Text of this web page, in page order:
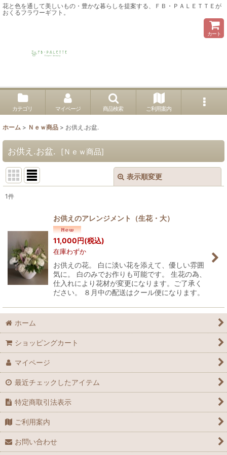
花と色を通して美しいもの・豊かな暮らしを提案する、ＦＢ・ＰＡＬＥＴＴＥが
おくるフラワーギフト。
カート
カテゴリ マイページ 商品検索 ご利用案内
ホーム > Ｎｅｗ商品 > お供え.お盆.
お供え.お盆. [Ｎｅｗ商品]
表示順変更
並び順:
絞り込む
1件
お供えのアレンジメント（生花・大）
11,000円(税込)
在庫わずか
お供えの花。 白に淡い花を添えて、優しい雰囲
気に。 白のみでお作りも可能です。 生花の為、
仕入れにより花材が変更になります。ご了承く
ださい。 ８月中の配送はクール便になります。
ホーム
ショッピングカート
マイページ
最近チェックしたアイテム
特定商取引法表示
ご利用案内
お問い合わせ